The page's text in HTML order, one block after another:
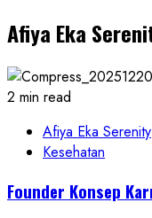
Gunungkidul
Siapkan
37.000
Ekor,
dan
Kambing
Pasok
Afiya Eka
2 min read
Afiya Eka Serenity
Kesehatan
Founder Konsep